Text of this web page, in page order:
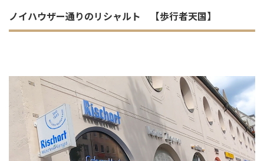
ノイハウザー通りのリシャルト 【歩行者天国】